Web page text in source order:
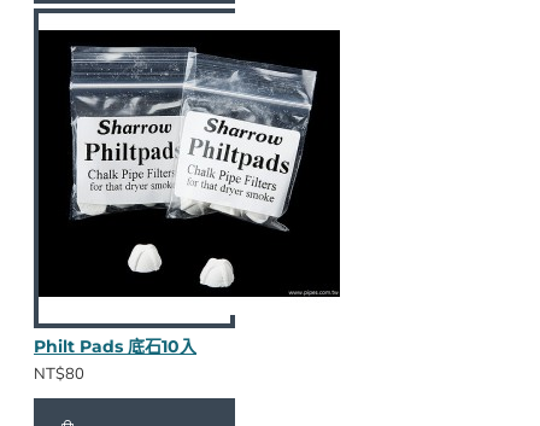
Philt Pads 底石10入
NT$80